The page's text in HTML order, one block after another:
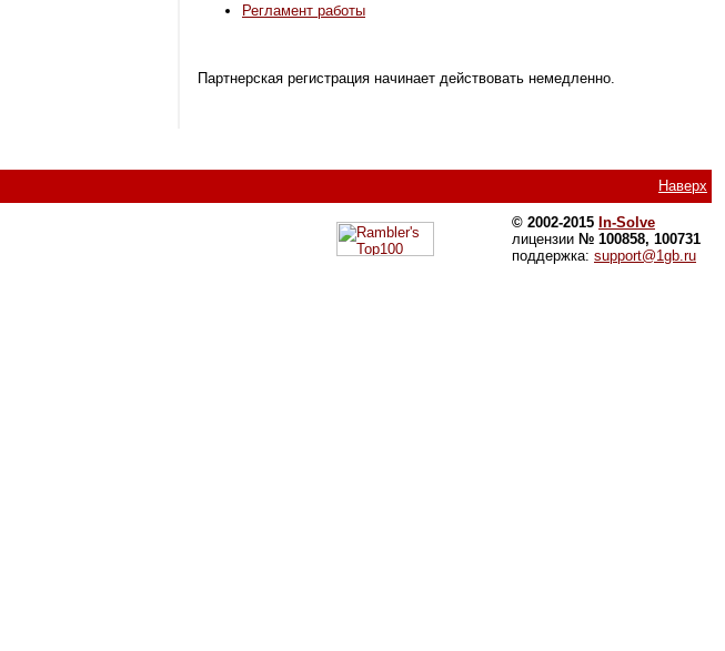
Регламент работы
Партнерская регистрация начинает действовать немедленно.
Наверх
© 2002-2015 In-Solve
лицензии № 100858, 100731
поддержка: support@1gb.ru